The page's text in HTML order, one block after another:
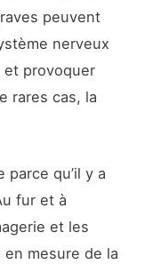
peuvent
nerveux
et provoquer
rares cas, la
qu’il y a
fur et à
et les
mesure de la